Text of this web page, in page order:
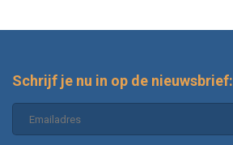
Schrijf je nu in op de nieuwsbrief: